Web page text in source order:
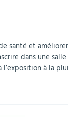
santé et améliorer
dans une
à la